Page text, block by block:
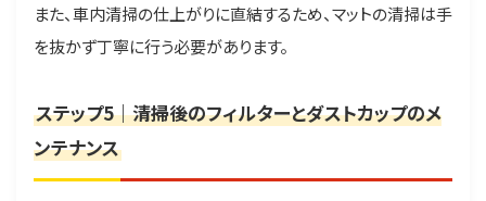
また、車内清掃の仕上がりに直結するため、マットの清掃は手
を抜かず丁寧に行う必要があります。
ステップ5｜清掃後のフィルターとダストカップのメ
ンテナンス